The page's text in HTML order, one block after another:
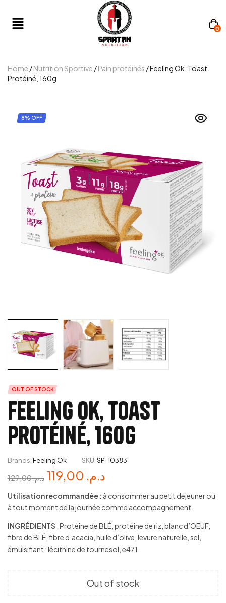
0
Home /Nutrition Sportive /Pain protéinés / Feeling Ok, Toast
Protéiné, 160g
8% OFF
OUT OF STOCK
Feeling Ok, Toast
Protéiné, 160g
Brands:Feeling Ok SKU:SP-10383
د.م.129,00 د.م.
Utilisation recommandée : à consommer au petit dejeuner ou
à tout moment de la journée comme accompagnement.
INGRÉDIENTS : Protéine de BLÉ, protéine de riz, blanc d’OEUF,
fibre de BLÉ, fibre d’acacia, huile d’olive, levure naturelle, sel,
émulsifiant : lécithine de tournesol, e471.
Out of stock